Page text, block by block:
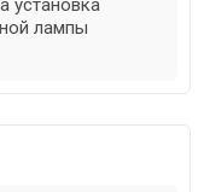
установка
лампы